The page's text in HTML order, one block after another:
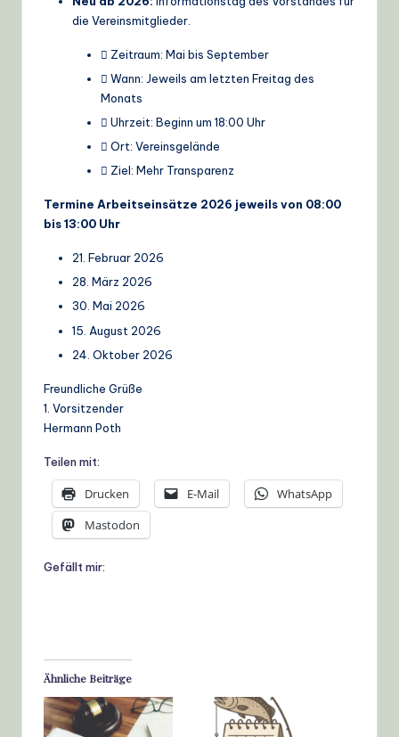
die Vereinsmitglieder.
 Zeitraum: Mai bis September
 Wann: Jeweils am letzten Freitag des
Monats
 Uhrzeit: Beginn um 18:00 Uhr
 Ort: Vereinsgelände
 Ziel: Mehr Transparenz
Termine Arbeitseinsätze 2026 jeweils von 08:00
bis 13:00 Uhr
21. Februar 2026
28. März 2026
30. Mai 2026
15. August 2026
24. Oktober 2026
Freundliche Grüße
1. Vorsitzender
Hermann Poth
Teilen mit:
Drucken E-Mail
WhatsApp
Mastodon
Gefällt mir:
Ähnliche Beiträge